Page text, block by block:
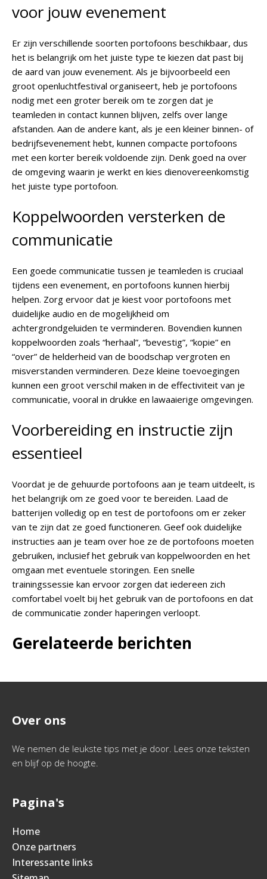
voor jouw evenement
Er zijn verschillende soorten portofoons beschikbaar, dus
het is belangrijk om het juiste type te kiezen dat past bij
de aard van jouw evenement. Als je bijvoorbeeld een
groot openluchtfestival organiseert, heb je portofoons
nodig met een groter bereik om te zorgen dat je
teamleden in contact kunnen blijven, zelfs over lange
afstanden. Aan de andere kant, als je een kleiner binnen- of
bedrijfsevenement hebt, kunnen compacte portofoons
met een korter bereik voldoende zijn. Denk goed na over
de omgeving waarin je werkt en kies dienovereenkomstig
het juiste type portofoon.
Koppelwoorden versterken de
communicatie
Een goede communicatie tussen je teamleden is cruciaal
tijdens een evenement, en portofoons kunnen hierbij
helpen. Zorg ervoor dat je kiest voor portofoons met
duidelijke audio en de mogelijkheid om
achtergrondgeluiden te verminderen. Bovendien kunnen
koppelwoorden zoals “herhaal”, “bevestig”, “kopie” en
“over” de helderheid van de boodschap vergroten en
misverstanden verminderen. Deze kleine toevoegingen
kunnen een groot verschil maken in de effectiviteit van je
communicatie, vooral in drukke en lawaaierige omgevingen.
Voorbereiding en instructie zijn
essentieel
Voordat je de gehuurde portofoons aan je team uitdeelt, is
het belangrijk om ze goed voor te bereiden. Laad de
batterijen volledig op en test de portofoons om er zeker
van te zijn dat ze goed functioneren. Geef ook duidelijke
instructies aan je team over hoe ze de portofoons moeten
gebruiken, inclusief het gebruik van koppelwoorden en het
omgaan met eventuele storingen. Een snelle
trainingssessie kan ervoor zorgen dat iedereen zich
comfortabel voelt bij het gebruik van de portofoons en dat
de communicatie zonder haperingen verloopt.
Gerelateerde berichten
Over ons
We nemen de leukste tips met je door. Lees onze teksten
en blijf op de hoogte.
Pagina's
Home
Onze partners
Interessante links